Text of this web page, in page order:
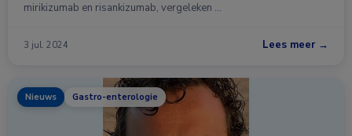
mirikizumab en risankizumab, vergeleken …
3 jul. 2024 Lees meer →
Nieuws Gastro-enterologie